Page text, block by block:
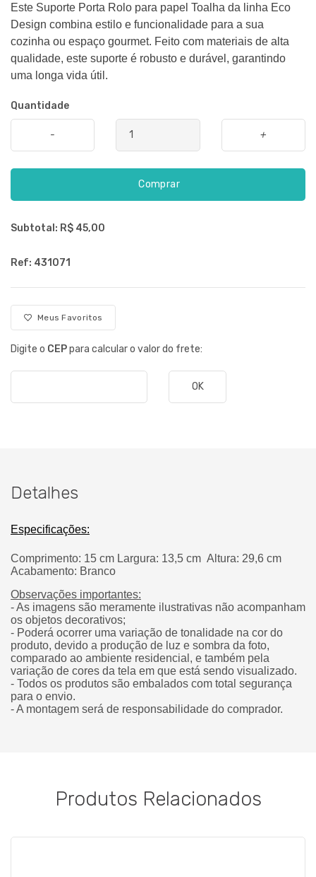
Este Suporte Porta Rolo para papel Toalha da linha Eco
Design combina estilo e funcionalidade para a sua
cozinha ou espaço gourmet. Feito com materiais de alta
qualidade, este suporte é robusto e durável, garantindo
uma longa vida útil.
Quantidade
- +
Comprar
Subtotal: R$ 45,00
Ref: 431071
Meus Favoritos
Digite o CEPpara calcular o valor do frete:
OK
Detalhes
Especificações:
Comprimento: 15 cm Largura: 13,5 cm Altura: 29,6 cm
Acabamento: Branco
Observações importantes:
- As imagens são meramente ilustrativas não acompanham
os objetos decorativos;
- Poderá ocorrer uma variação de tonalidade na cor do
produto, devido a produção de luz e sombra da foto,
comparado ao ambiente residencial, e também pela
variação de cores da tela em que está sendo visualizado.
- Todos os produtos são embalados com total segurança
para o envio.
- A montagem será de responsabilidade do comprador.
Produtos Relacionados